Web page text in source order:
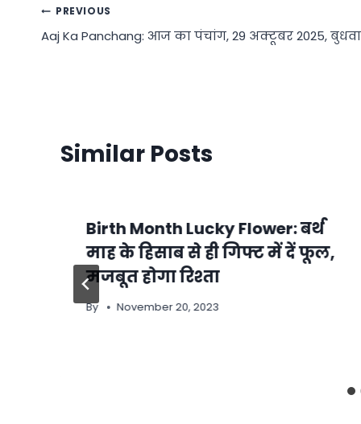
Post
navigation
PREVIOUS
Aaj Ka Panchang: आज का पंचांग, 29 अक्टूबर 2025,
Similar Posts
Birth Month Lucky Flower: बर्थ
माह के हिसाब से ही गिफ्ट में दें फूल,
मजबूत होगा रिश्ता
By November 20, 2023